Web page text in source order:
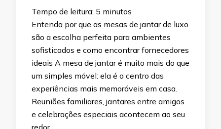
Tempo de leitura: 5 minutos
Entenda por que as mesas de jantar de luxo
são a escolha perfeita para ambientes
sofisticados e como encontrar fornecedores
ideais A mesa de jantar é muito mais do que
um simples móvel: ela é o centro das
experiências mais memoráveis em casa.
Reuniões familiares, jantares entre amigos
e celebrações especiais acontecem ao seu
redor. …